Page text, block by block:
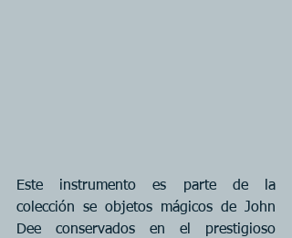
Este instrumento es parte de la
colección se objetos mágicos de John
Dee conservados en el prestigioso